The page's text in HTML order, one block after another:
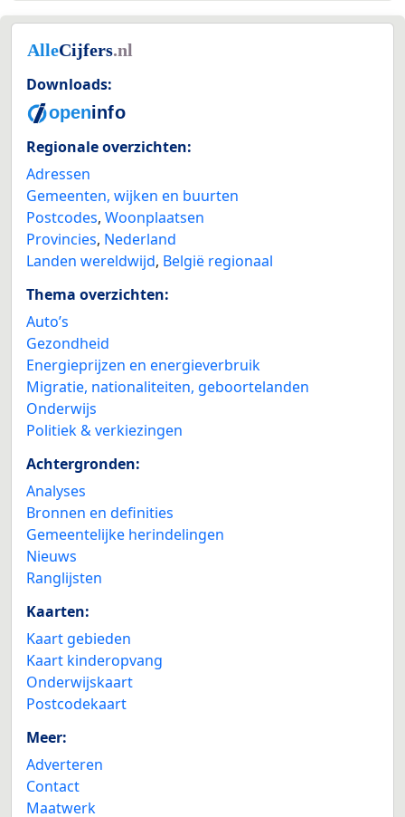
Downloads:
Regionale overzichten:
Adressen
Gemeenten, wijken en buurten
Postcodes, Woonplaatsen
Provincies, Nederland
Landen wereldwijd, België regionaal
Thema overzichten:
Auto’s
Gezondheid
Energieprijzen en energieverbruik
Migratie, nationaliteiten, geboortelanden
Onderwijs
Politiek & verkiezingen
Achtergronden:
Analyses
Bronnen en definities
Gemeentelijke herindelingen
Nieuws
Ranglijsten
Kaarten:
Kaart gebieden
Kaart kinderopvang
Onderwijskaart
Postcodekaart
Meer:
Adverteren
Contact
Maatwerk